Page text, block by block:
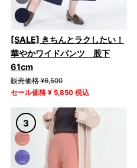
[SALE] きちんとラクしたい！
華やかワイドパンツ 股下
61cm
販売価格 ¥6,500
セール価格 ¥ 5,850 税込